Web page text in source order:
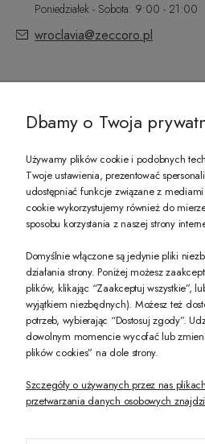
Poniedziałek - Sobota: 9:00 - 21:00
wroclavia@zeccoro.pl
PREZENT DLA CIEBIE!
-10% na pierwsze zakupy na zeccoro.pl
Twoje dane będą przetwarzane zgodnie z
POKAŻ PEŁNĄ
Dbamy o Twoja
Używamy plików cookie i podobnych
Twoje ustawienia, prezentować
udostępniać funkcje związane z mediami
cookie wykorzystujemy również do
sposobu korzystania z naszej strony
Domyślnie włączone są jedynie pliki
działania strony. Poniżej możesz
plików, klikając “Zaakceptuj wszystkie”,
wyjątkiem niezbędnych). Możesz też
potrzeb, wybierając “Dostosuj zgody”.
dowolnym momencie wycofać lub
plików cookies” na dole strony.
Szczegóły o używanych przez nas
przetwarzania danych osobowych